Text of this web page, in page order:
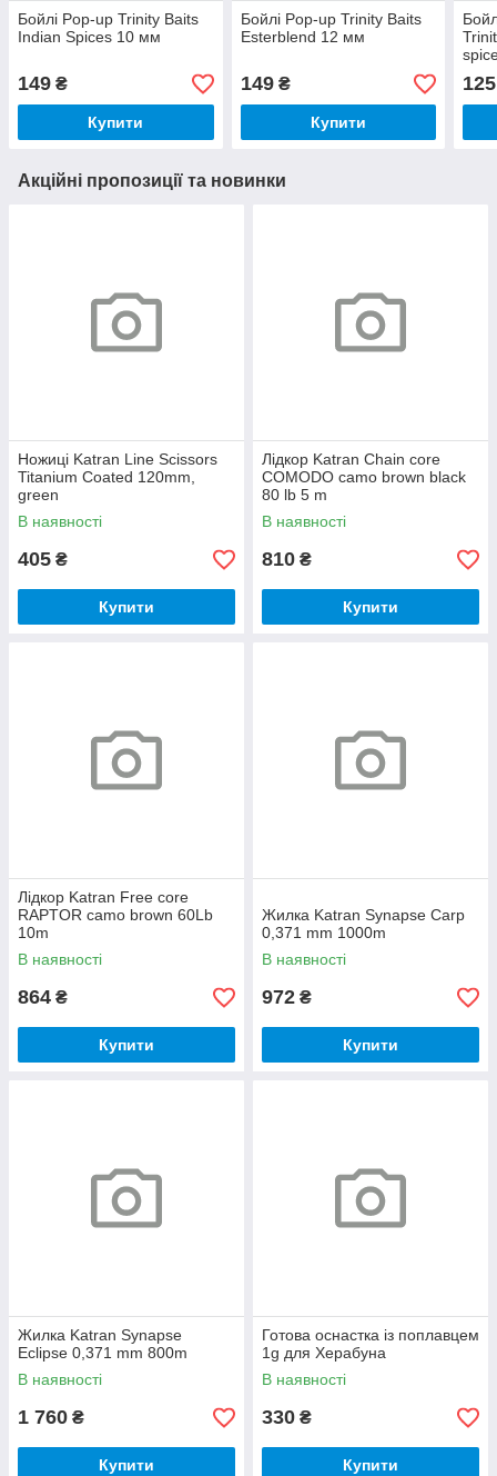
Бойлі Pop-up Trinity Baits
Indian Spices 10 мм
149 ₴
Купити
Бойлі Pop-up Trinity Baits
Esterblend 12 мм
149₴
Купити
125
Акційні пропозиції та новинки
Ножицi Katran Line Scissors
Titanium Coated 120mm,
green
В наявності
405 ₴
Купити
Лідкор Katran Chain core
COMODO camo brown black
80 lb 5 m
В наявності
810 ₴
Купити
Лідкор Katran Free core
RAPTOR camo brown 60Lb
10m
В наявності
864 ₴
Купити
Жилка Katran Synapse Carp
0,371 mm 1000m
В наявності
972 ₴
Купити
Жилка Katran Synapse
Eclipse 0,371 mm 800m
В наявності
1 760 ₴
Купити
Готова оснастка із поплавцем
1g для Херабуна
В наявності
330 ₴
Купити